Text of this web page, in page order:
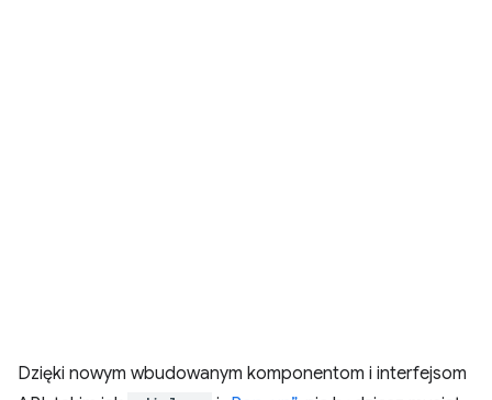
Dzięki nowym wbudowanym komponentom i interfejsom